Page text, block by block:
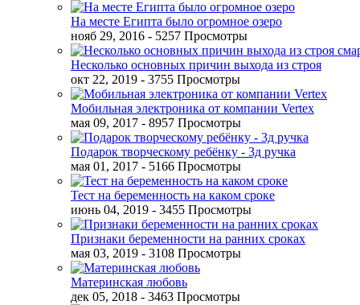
На месте Египта было огромное озеро
нояб 29, 2016 - 5257 Просмотры
Несколько основных причин выхода из строя
окт 22, 2019 - 3755 Просмотры
Мобильная электроника от компании Vertex
мая 09, 2017 - 8957 Просмотры
Подарок творческому ребёнку - 3д ручка
мая 01, 2017 - 5166 Просмотры
Тест на беременность на каком сроке
июнь 04, 2019 - 3455 Просмотры
Признаки беременности на ранних сроках
мая 03, 2019 - 3108 Просмотры
Материнская любовь
дек 05, 2018 - 3463 Просмотры